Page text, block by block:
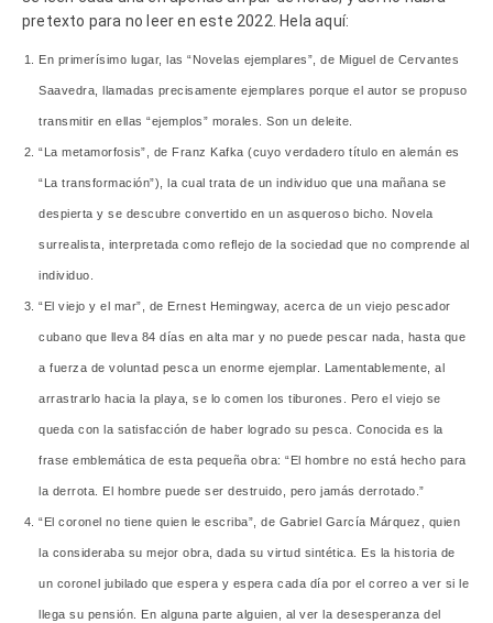
pretexto para no leer en este 2022. Hela aquí:
En primerísimo lugar, las “Novelas ejemplares”, de Miguel de Cervantes
Saavedra, llamadas precisamente ejemplares porque el autor se propuso
transmitir en ellas “ejemplos” morales. Son un deleite.
“La metamorfosis”, de Franz Kafka (cuyo verdadero título en alemán es
“La transformación”), la cual trata de un individuo que una mañana se
despierta y se descubre convertido en un asqueroso bicho. Novela
surrealista, interpretada como reflejo de la sociedad que no comprende al
individuo.
“El viejo y el mar”, de Ernest Hemingway, acerca de un viejo pescador
cubano que lleva 84 días en alta mar y no puede pescar nada, hasta que
a fuerza de voluntad pesca un enorme ejemplar. Lamentablemente, al
arrastrarlo hacia la playa, se lo comen los tiburones. Pero el viejo se
queda con la satisfacción de haber logrado su pesca. Conocida es la
frase emblemática de esta pequeña obra: “El hombre no está hecho para
la derrota. El hombre puede ser destruido, pero jamás derrotado.”
“El coronel no tiene quien le escriba”, de Gabriel García Márquez, quien
la consideraba su mejor obra, dada su virtud sintética. Es la historia de
un coronel jubilado que espera y espera cada día por el correo a ver si le
llega su pensión. En alguna parte alguien, al ver la desesperanza del